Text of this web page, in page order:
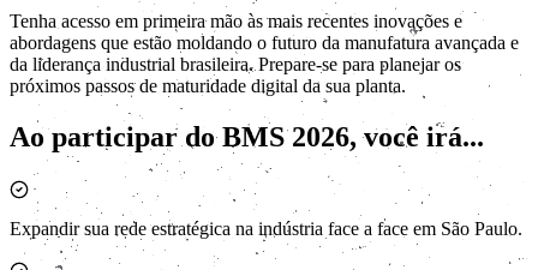
Tenha acesso em primeira mão às mais recentes inovações e
abordagens que estão moldando o futuro da manufatura avançada e
da liderança industrial brasileira. Prepare-se para planejar os
próximos passos de maturidade digital da sua planta.
Ao participar do BMS 2026, você irá...
Expandir sua rede estratégica na indústria face a face em São Paulo.